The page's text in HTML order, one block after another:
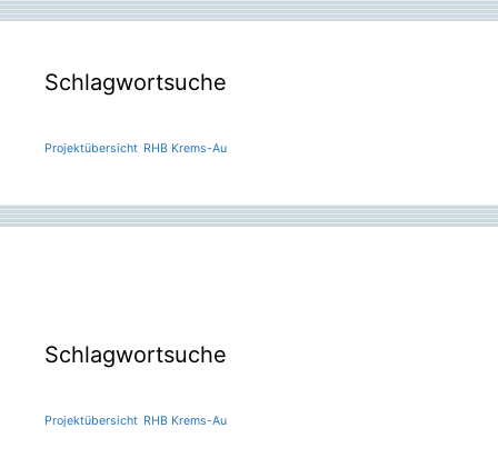
Schlagwortsuche
Projektübersicht RHB Krems-Au
Schlagwortsuche
Projektübersicht RHB Krems-Au